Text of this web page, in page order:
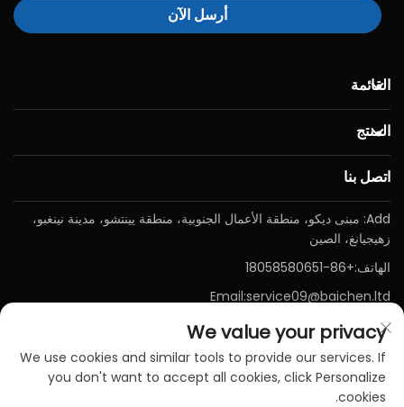
أرسل الآن
القائمة
المنتج
اتصل بنا
Add: مبنى ديكو، منطقة الأعمال الجنوبية، منطقة يينتشو، مدينة نينغبو،
زهيجيانغ، الصين
الهاتف:+86-18058580651
Email:service09@baichen.ltd
We value your privacy
We use cookies and similar tools to provide our services. If
you don't want to accept all cookies, click Personalize
cookies.